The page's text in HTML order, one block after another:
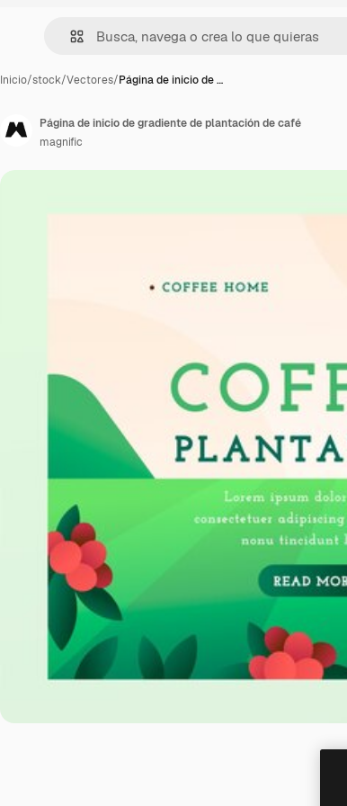
Inicio/stock/Vectores/Página de inicio de …
Página de inicio de gradiente de plantación de café
magnific